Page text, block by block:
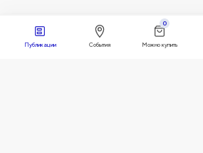
Публикации События Можно купить
0